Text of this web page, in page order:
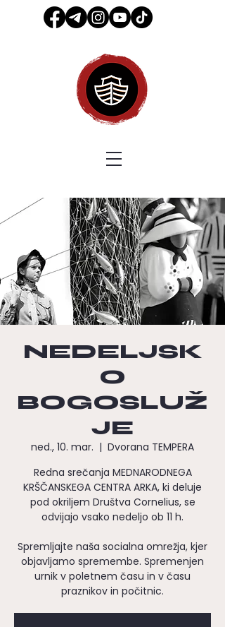
NEDELJSK
O
BOGOSLUŽ
JE
ned., 10. mar.
  |
Dvorana TEMPERA
Redna srečanja MEDNARODNEGA
KRŠČANSKEGA CENTRA ARKA, ki deluje
pod okriljem Društva Cornelius, se
odvijajo vsako nedeljo ob 11 h.
Spremljajte naša socialna omrežja, kjer
objavljamo spremembe. Spremenjen
urnik v poletnem času in v času
praznikov in počitnic.